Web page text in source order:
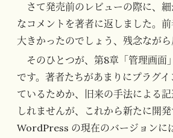
さて発売前のレビューの際に、
なコメントを著者に返しました。
大きかったのでしょう、残念なが
そのひとつが、第8章「管理画
です。著者たちがあまりにプラグ
ているためか、旧来の手法による
しれませんが、これから新たに開
WordPress の現在のバージョンに